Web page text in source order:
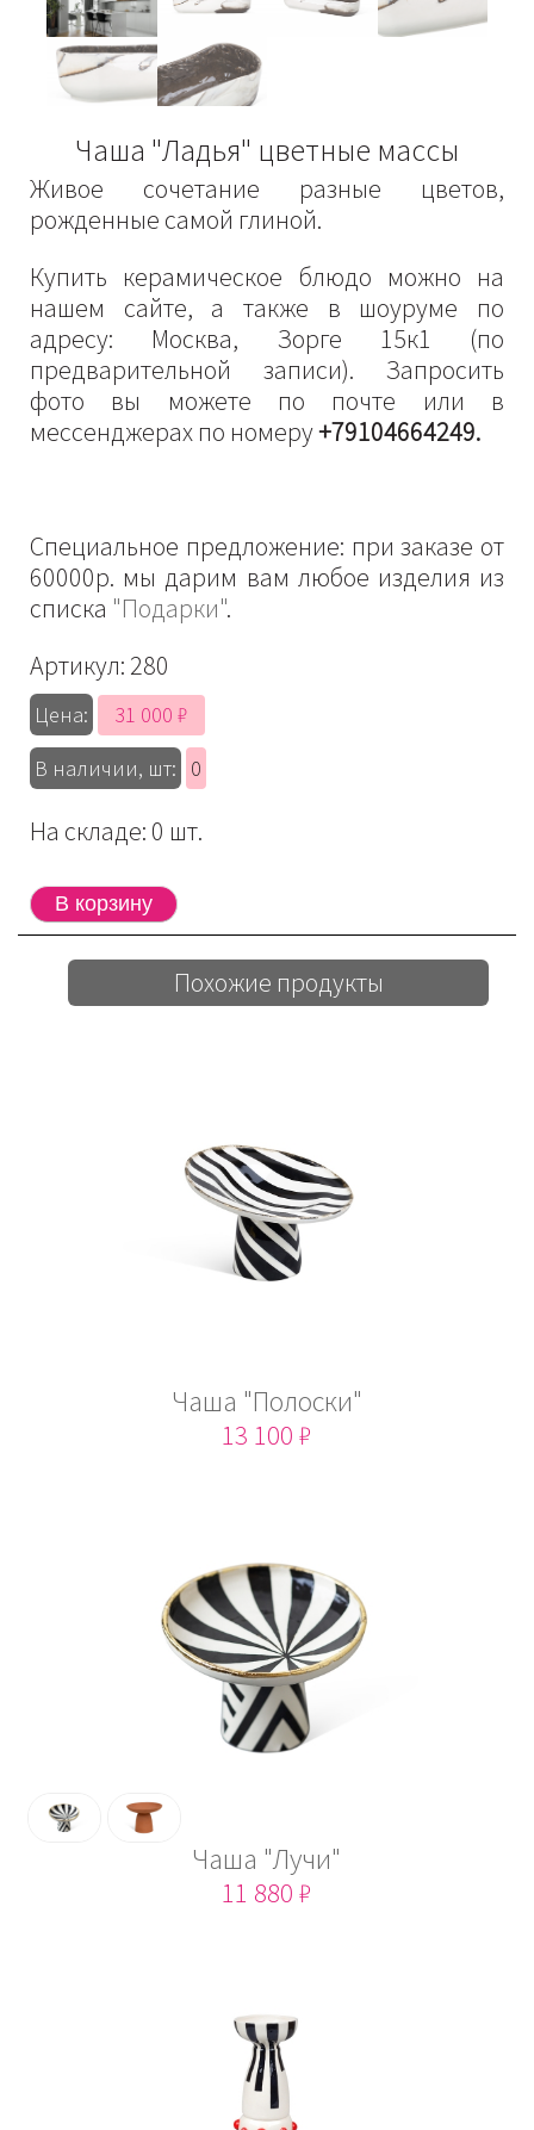
Чаша "Ладья" цветные массы
Живое сочетание разные цветов,
рожденные самой глиной.
Купить керамическое блюдо можно на
нашем сайте, а также в шоуруме по
адресу: Москва, Зорге 15к1 (по
предварительной записи). Запросить
фото вы можете по почте или в
мессенджерах по номеру+79104664249.
Специальное предложение: при заказе от
60000р. мы дарим вам любое изделия из
списка "Подарки".
Артикул: 280
Цена:
31 000 ₽
В наличии, шт:
0
На складе: 0 шт.
Похожие продукты
Чаша "Полоски"
13 100 ₽
Чаша "Лучи"
11 880 ₽